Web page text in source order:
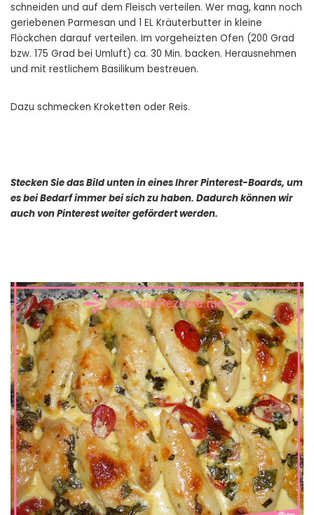
schneiden und auf dem Fleisch verteilen. Wer mag, kann noch
geriebenen Parmesan und 1 EL Kräuterbutter in kleine
Flöckchen darauf verteilen. Im vorgeheizten Ofen (200 Grad
bzw. 175 Grad bei Umluft) ca. 30 Min. backen. Herausnehmen
und mit restlichem Basilikum bestreuen.
Dazu schmecken Kroketten oder Reis.
Stecken Sie das Bild unten in eines Ihrer Pinterest-Boards, um
es bei Bedarf immer bei sich zu haben. Dadurch können wir
auch von Pinterest weiter gefördert werden.